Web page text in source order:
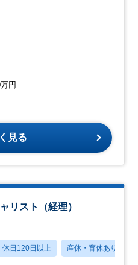
円
見る
リスト（経理）
休日120日以上 産休・育休あり